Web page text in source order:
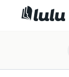
Trauma da